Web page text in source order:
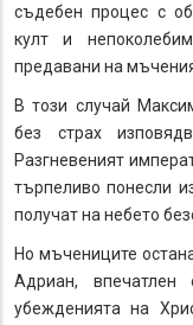
съдебен процес с
култ и
предавани на
В този случай
без страх
Разгневеният
търпеливо понесли
получат на небето
Но мъчениците
Адриан,
убежденията на